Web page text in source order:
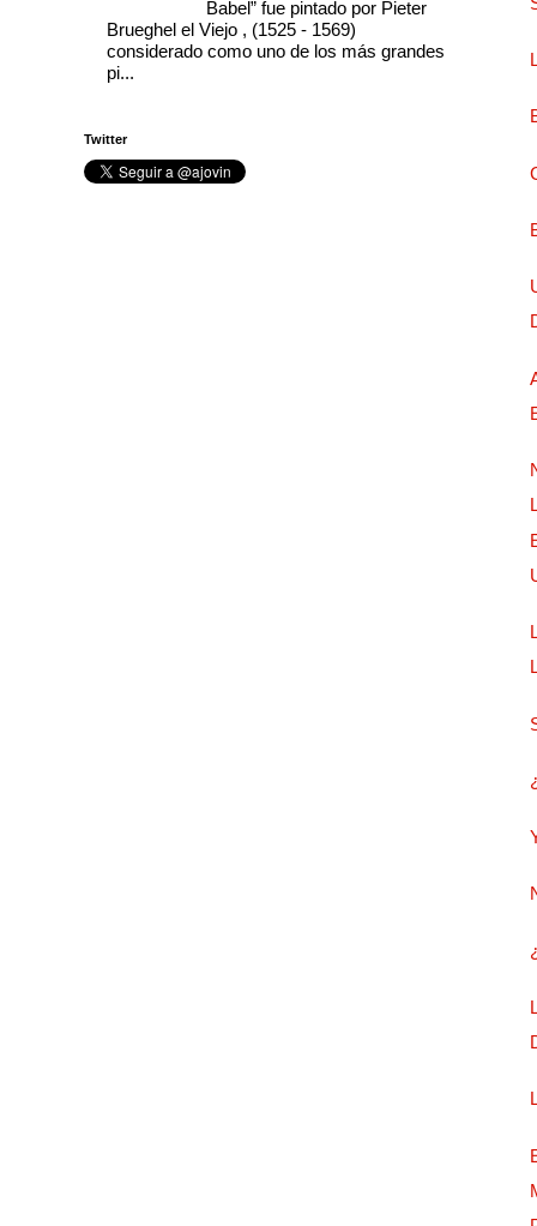
Babel” fue pintado por Pieter
Brueghel el Viejo , (1525 - 1569)
considerado como uno de los más grandes
pi...
Twitter